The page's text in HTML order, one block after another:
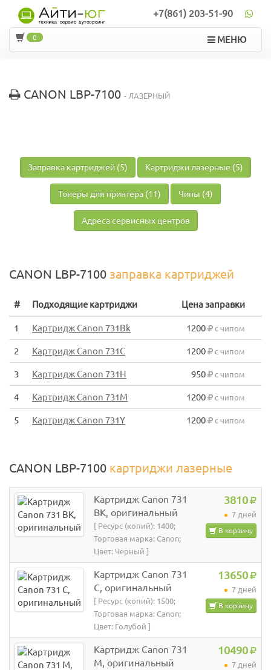
+7(861) 203-51-90
МЕНЮ
0
CANON LBP-7100 - ЛАЗЕРНЫЙ
Заправка картриджей (5) Картриджи лазерные (5)
Тонеры для принтера (11) Чипы (4)
Адреса сервисных центров
CANON LBP-7100 заправка картриджей
# Подходящие картриджи Цена заправки
1 Картридж Canon 731Bk 1200 с чипом
2 Картридж Canon 731C 1200 с чипом
3 Картридж Canon 731H 950 с чипом
4 Картридж Canon 731M 1200 с чипом
5 Картридж Canon 731Y 1200 с чипом
CANON LBP-7100 картриджи лазерные
Картридж Canon 731
BK, оригинальный
[ Ресурс (копий): 1400;
Торговая марка: Canon;
Цвет: Черный ]
3810
7 дней
В корзину
Картридж Canon 731
C, оригинальный
[ Ресурс (копий): 1500;
Торговая марка: Canon;
Цвет: Голубой ]
13650
7 дней
В корзину
Картридж Canon 731
M, оригинальный
10490
7 дней